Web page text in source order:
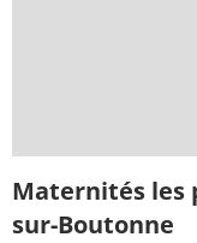
Maternités les
sur-Boutonne